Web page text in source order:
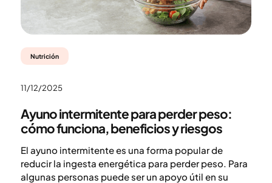
Nutrición
11/12/2025
Ayuno intermitente para perder peso:
cómo funciona, beneficios y riesgos
El ayuno intermitente es una forma popular de
reducir la ingesta energética para perder peso. Para
algunas personas puede ser un apoyo útil en su